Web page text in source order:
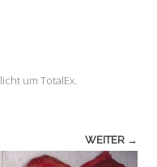
um TotalEx.
WEITER →